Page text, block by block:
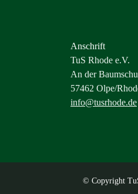
Anschrift
TuS Rhode e.V.
An der
57462 Olpe/
info@tusrhode.de
© Copyright